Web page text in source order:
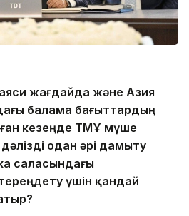
жағдайда және Азия
балама бағыттардың
кезеңде ТМҰ мүше
одан әрі дамыту
саласындағы
үшін қандай